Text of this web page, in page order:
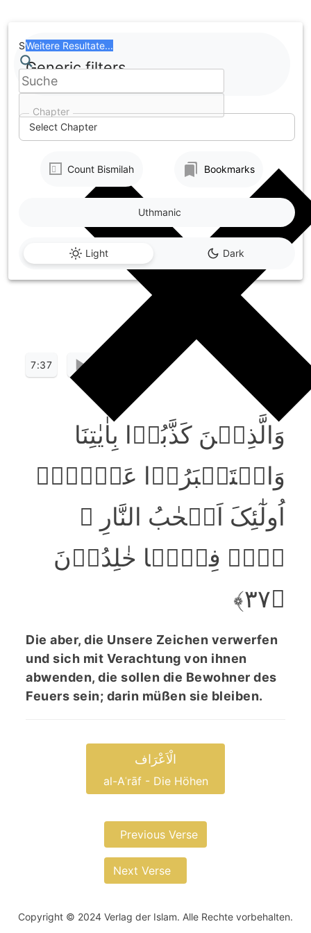
to
content
Chapter
Select Chapter
Search
Weitere Resultate...
Generic filters
Count Bismilah Bookmarks
Light Dark
Uthmanic
7:37
وَالَّذِیۡنَ کَذَّبُوۡا بِاٰیٰتِنَا
وَاسۡتَکۡبَرُوۡا عَنۡہَاۤ
اُولٰٓئِکَ اَصۡحٰبُ النَّارِ ۚ
ہُمۡ فِیۡہَا خٰلِدُوۡنَ
﴿۳۷﴾
Die aber, die Unsere Zeichen verwerfen
und sich mit Verachtung von ihnen
abwenden, die sollen die Bewohner des
Feuers sein; darin müßen sie bleiben.
الْاَعْرَاف
al-Aʿrāf - Die Höhen
Previous Verse
Next Verse
Copyright © 2024 Verlag der Islam. Alle Rechte vorbehalten.